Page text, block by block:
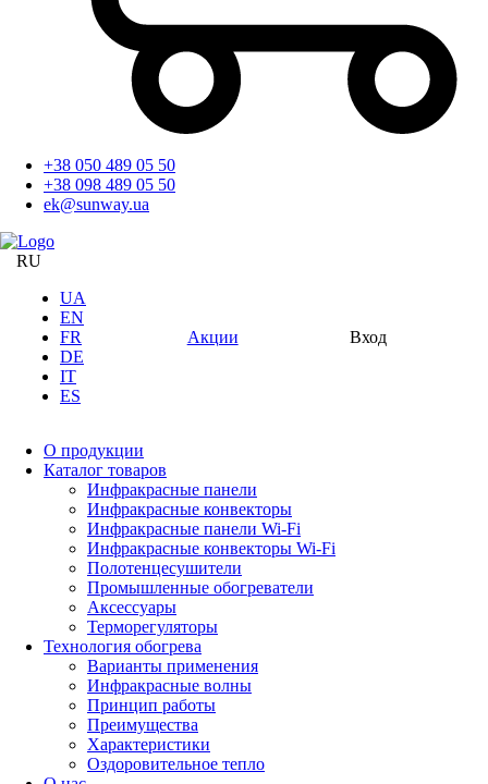
+38 050 489 05 50
+38 098 489 05 50
ek@sunway.ua
RU
UA
EN
FR
DE
IT
ES
Акции Вход
О продукции
Каталог товаров
Инфракрасные панели
Инфракрасные конвекторы
Инфракрасные панели Wi-Fi
Инфракрасные конвекторы Wi-Fi
Полотенцесушители
Промышленные обогреватели
Аксессуары
Терморегуляторы
Технология обогрева
Варианты применения
Инфракрасные волны
Принцип работы
Преимущества
Характеристики
Оздоровительное тепло